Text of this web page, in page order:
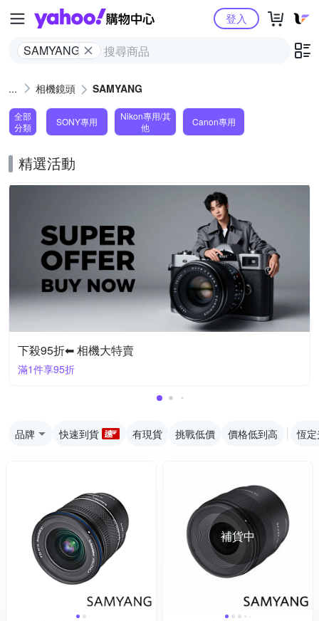
Yahoo購物中心
SAMYANG
登入
相機鏡頭 SAMYANG
全部
分類
SONY專用
Nikon專用/其
他
Canon專用
精選活動
下殺95折⬅︎ 相機大特賣
滿1件享95折
品牌 快速到貨 有現貨 挑戰低價 價格低到高 恆
補貨中